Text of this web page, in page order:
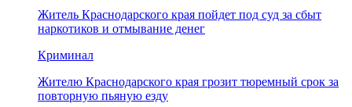
Житель Краснодарского края пойдет под суд за сбыт
наркотиков и отмывание денег
Криминал
Жителю Краснодарского края грозит тюремный срок за
повторную пьяную езду